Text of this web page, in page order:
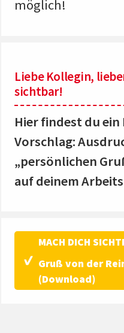
möglich!
Liebe Kollegin,
sichtbar!
Hier findest du
Vorschlag:
„persönlichen
auf deinem
MACH DICH
Gruß von der
(Download)